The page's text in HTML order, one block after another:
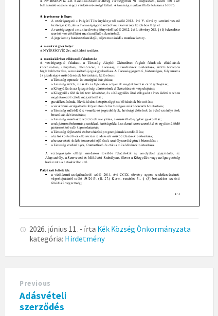
2026. június 11. - írta Kék Község Önkormányzata
kategória: Hirdetmény
Previous
Adásvételi
szerződés